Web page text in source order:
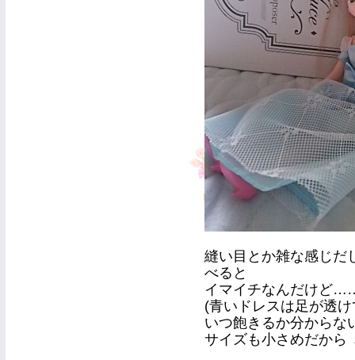
縫い目とか雑な感じだ
べると
イマイチなんだけど
(青いドレスは足が透
いつ飽きるか分からな
サイズも小さめだか